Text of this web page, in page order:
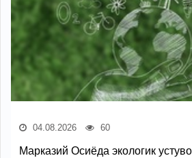
04.08.2026 60
Марказий Осиёда экологик